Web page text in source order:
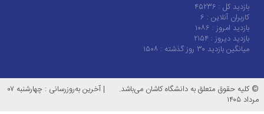
بازدید کل : ۴۵۲۳۶
کاربران آنلاین : ۶
بازدید امروز : ۱۰۸۶
بازدید دیروز : ۲۱۵۴
میانگین بازدید ۳۰ روز گذشته :
۱۵۰۸
© کلیه حقوق متعلق به دانشگاه کاشان می‌باشد. |
آخرین به‌روزرسانی : چهارشنبه ۰۷
مرداد ۱۴۰۵